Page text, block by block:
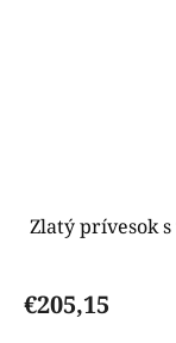
Zlatý prívesok s
€205,15